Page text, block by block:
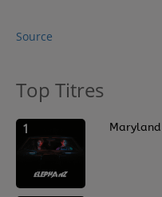
Contact
Fréquences
Source
Top Titres
1 Maryland